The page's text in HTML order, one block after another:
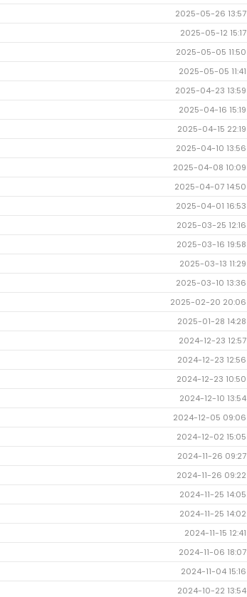
2025-05-26 13:57
2025-05-12 15:17
2025-05-05 11:50
2025-05-05 11:41
2025-04-23 13:59
2025-04-16 15:19
2025-04-15 22:19
2025-04-10 13:56
2025-04-08 10:09
2025-04-07 14:50
2025-04-01 16:53
2025-03-25 12:16
2025-03-16 19:58
2025-03-13 11:29
2025-03-10 13:36
2025-02-20 20:06
2025-01-28 14:28
2024-12-23 12:57
2024-12-23 12:56
2024-12-23 10:50
2024-12-10 13:54
2024-12-05 09:06
2024-12-02 15:05
2024-11-26 09:27
2024-11-26 09:22
2024-11-25 14:05
2024-11-25 14:02
2024-11-15 12:41
2024-11-06 18:07
2024-11-04 15:16
2024-10-22 13:54